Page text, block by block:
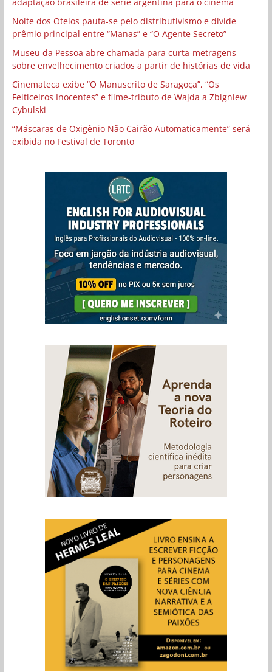
adaptação brasileira de série argentina para o cinema
Noite dos Otelos pauta-se pelo distributivismo e divide
prêmio principal entre “Manas” e “O Agente Secreto”
Museu da Pessoa abre chamada para curta-metragens
sobre envelhecimento criados a partir de histórias de vida
Cinemateca exibe “O Manuscrito de Saragoça”, “Os
Feiticeiros Inocentes” e filme-tributo de Wajda a Zbigniew
Cybulski
“Máscaras de Oxigênio Não Cairão Automaticamente” será
exibida no Festival de Toronto